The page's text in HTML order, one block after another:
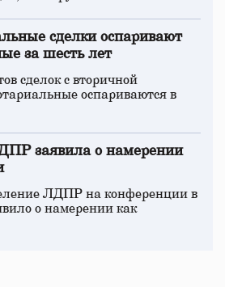
сделки оспаривают
за шесть лет
сделок с вторичной
оспариваются в
заявила о намерении
ЛДПР на конференции в
о намерении как